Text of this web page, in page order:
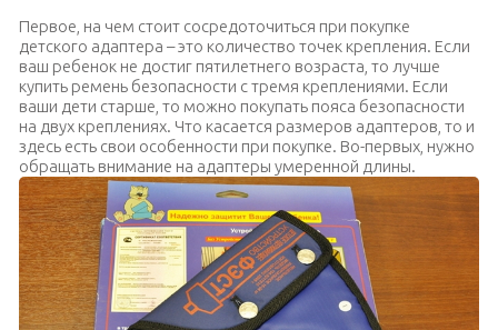
Первое, на чем стоит сосредоточиться при покупке
детского адаптера – это количество точек крепления. Если
ваш ребенок не достиг пятилетнего возраста, то лучше
купить ремень безопасности с тремя креплениями. Если
ваши дети старше, то можно покупать пояса безопасности
на двух креплениях. Что касается размеров адаптеров, то и
здесь есть свои особенности при покупке. Во-первых, нужно
обращать внимание на адаптеры умеренной длины.